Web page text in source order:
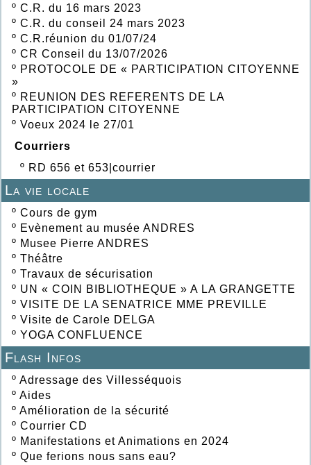
º C.R. du 16 mars 2023
º C.R. du conseil 24 mars 2023
º C.R.réunion du 01/07/24
º CR Conseil du 13/07/2026
º PROTOCOLE DE « PARTICIPATION CITOYENNE
»
º REUNION DES REFERENTS DE LA
PARTICIPATION CITOYENNE
º Voeux 2024 le 27/01
Courriers
º RD 656 et 653|courrier
La vie locale
º Cours de gym
º Evènement au musée ANDRES
º Musee Pierre ANDRES
º Théâtre
º Travaux de sécurisation
º UN « COIN BIBLIOTHEQUE » A LA GRANGETTE
º VISITE DE LA SENATRICE MME PREVILLE
º Visite de Carole DELGA
º YOGA CONFLUENCE
Flash Infos
º Adressage des Villesséquois
º Aides
º Amélioration de la sécurité
º Courrier CD
º Manifestations et Animations en 2024
º Que ferions nous sans eau?